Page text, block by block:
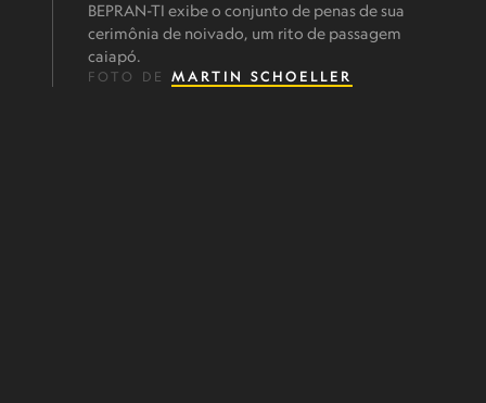
BEPRAN-TI exibe o conjunto de penas de sua
cerimônia de noivado, um rito de passagem
caiapó.
FOTO DE MARTIN SCHOELLER